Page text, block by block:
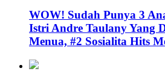
WOW! Sudah Punya 3
Istri Andre Taulany Yang
Menua, #2 Sosialita Hits